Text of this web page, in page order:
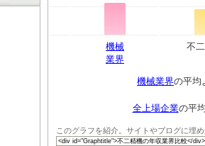
機械
業界
不
機械業界の平均
全上場企業の平
このグラフを紹介。サイトやブログに埋